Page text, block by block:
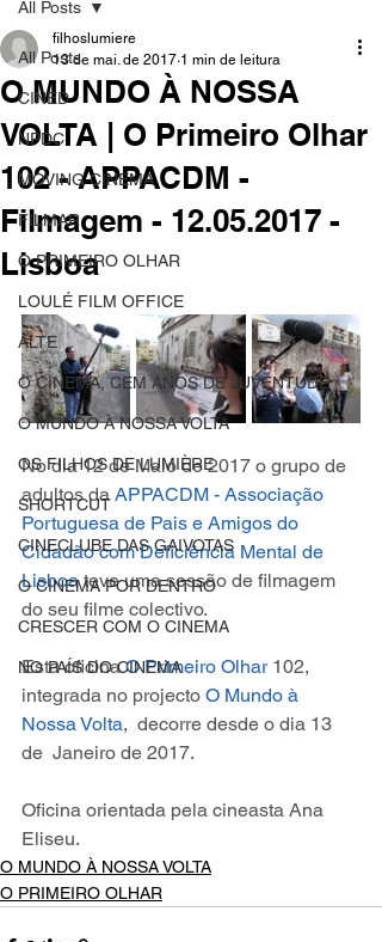
All Posts
CINED
NPDC
MOVING CINEMA
FILMAR
O PRIMEIRO OLHAR
LOULÉ FILM OFFICE
ALTE
O CINEMA, CEM ANOS DE JUVENTUDE
O MUNDO À NOSSA VOLTA
OS FILHOS DE LUMIÈRE
SHORTCUT
CINECLUBE DAS GAIVOTAS
O CINEMA POR DENTRO
CRESCER COM O CINEMA
NO PAÍS DO CINEMA
All Posts
O MUNDO À NOSSA
VOLTA | O Primeiro Olhar
102 - APPACDM -
Filmagem - 12.05.2017 -
Lisboa
filhoslumiere
13 de mai. de 2017 1 min de leitura
No dia 12 de Maio de 2017 o grupo de
adultos da APPACDM - Associação
Portuguesa de Pais e Amigos do
Cidadão com Deficiência Mental de
Lisboa teve uma sessão de filmagem
do seu filme colectivo.
Esta oficina O Primeiro Olhar 102,
integrada no projecto O Mundo à
Nossa Volta,  decorre desde o dia 13
de  Janeiro de 2017.
Oficina orientada pela cineasta Ana
Eliseu.
O MUNDO À NOSSA VOLTA
O PRIMEIRO OLHAR